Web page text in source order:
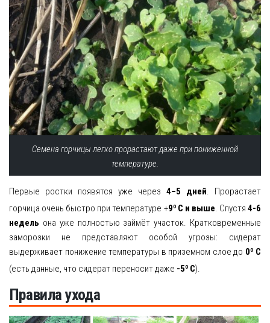
Семена горчицы легко прорастают даже при пониженной
температуре.
Первые ростки появятся уже через 4–5 дней. Прорастает
горчица очень быстро при температуре +9º С и выше. Спустя4-6
недель она уже полностью займёт участок. Кратковременные
заморозки не представляют особой угрозы: сидерат
выдерживает понижение температуры в приземном слое до 0º С
(есть данные, что сидерат переносит даже -5º С).
Правила ухода